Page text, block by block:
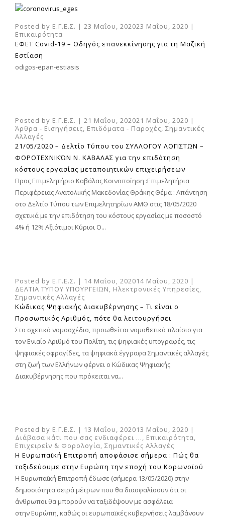
Posted by Ε.Γ.Ε.Σ. | 23 Μαΐου, 202023 Μαΐου, 2020 |
Επικαιρότητα
ΕΦΕΤ Covid-19 – Οδηγός επανεκκίνησης για τη Μαζική
Εστίαση
odigos-epan-estiasis
Posted by Ε.Γ.Ε.Σ. | 21 Μαΐου, 202021 Μαΐου, 2020 |
Άρθρα - Εισηγήσεις, Επιδόματα - Παροχές, Σημαντικές
Αλλαγές
21/05/2020 – Δελτίο Τύπου του ΣΥΛΛΟΓΟΥ ΛΟΓΙΣΤΩΝ –
ΦΟΡΟΤΕΧΝΙΚΏΝ Ν. ΚΑΒΑΛΑΣ για την επιδότηση
κόστους εργασίας μεταποιητικών επιχειρήσεων
Προς Επιμελητήριο Καβάλας Κοινοποίηση :Επιμελητήρια
Περιφέρειας Ανατολικής Μακεδονίας Θράκης Θέμα : Απάντηση
στο Δελτίο Τύπου των Επιμελητηρίων ΑΜΘ στις 18/05/2020
σχετικά με την επιδότηση του κόστους εργασίας με ποσοστό
4% ή 12% Αξιότιμοι Κύριοι Ο...
Posted by Ε.Γ.Ε.Σ. | 14 Μαΐου, 202014 Μαΐου, 2020 |
ΔΕΛΤΙΑ ΤΥΠΟΥ ΥΠΟΥΡΓΕΙΩΝ, Ηλεκτρονικές Υπηρεσίες,
Σημαντικές Αλλαγές
Κώδικας Ψηφιακής Διακυβέρνησης – Τι είναι ο
Προσωπικός Αριθμός, πότε θα λειτουργήσει
Στο σχετικό νομοσχέδιο, προωθείται νομοθετικό πλαίσιο για
τον Ενιαίο Αριθμό του Πολίτη, τις ψηφιακές υπογραφές, τις
ψηφιακές σφραγίδες, τα ψηφιακά έγγραφα Σημαντικές αλλαγές
στη ζωή των Ελλήνων φέρνει ο Κώδικας Ψηφιακής
Διακυβέρνησης που πρόκειται να...
Posted by Ε.Γ.Ε.Σ. | 13 Μαΐου, 202013 Μαΐου, 2020 |
Διάβασα κάτι που σας ενδιαφέρει ..., Επικαιρότητα,
Επιχειρείν & Φορολογία, Σημαντικές Αλλαγές
Η Ευρωπαϊκή Επιτροπή αποφάσισε σήμερα : Πώς θα
ταξιδεύουμε στην Ευρώπη την εποχή του Kορωνοϊού
Η Ευρωπαϊκή Επιτροπή έδωσε (σήμερα 13/05/2020) στην
δημοσιότητα σειρά μέτρων που θα διασφαλίσουν ότι οι
άνθρωποι θα μπορούν να ταξιδέψουν με ασφάλεια
στην Ευρώπη, καθώς οι ευρωπαϊκές κυβερνήσεις λαμβάνουν